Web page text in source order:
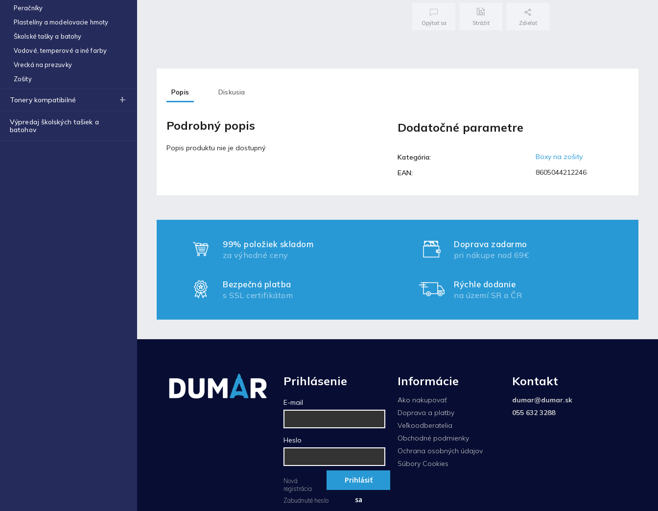
Peračníky
Plastelíny a modelovacie hmoty
Školské tašky a batohy
Vodové, temperové a iné farby
Vrecká na prezuvky
Zošity
Tonery kompatibilné
Výpredaj školských tašiek a
batohov
Zošit 564
€0,70
€0,16
Opýtať sa Strážiť Zdieľať
Popis Diskusia
Podrobný popis
Popis produktu nie je dostupný
Dodatočné parametre
Kategória:
Boxy na zošity
EAN: 8605044212246
99% položiek skladom
za výhodné ceny
Doprava zadarmo
pri nákupe nad 69€
Bezpečná platba
s SSL certifikátom
Rýchle dodanie
na území SR a ČR
Prihlásenie
E-mail
Heslo
Prihlásiť
sa
Nová
registrácia
Zabudnuté heslo
Informácie
Ako nakupovať
Doprava a platby
Veľkoodberatelia
Obchodné podmienky
Ochrana osobných údajov
Súbory Cookies
Kontakt
dumar@dumar.sk
055 632 3288